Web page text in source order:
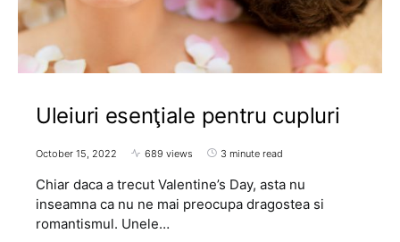
Uleiuri esenţiale pentru cupluri
October 15, 2022 689 views 3 minute read
Chiar daca a trecut Valentine’s Day, asta nu
inseamna ca nu ne mai preocupa dragostea si
romantismul. Unele…